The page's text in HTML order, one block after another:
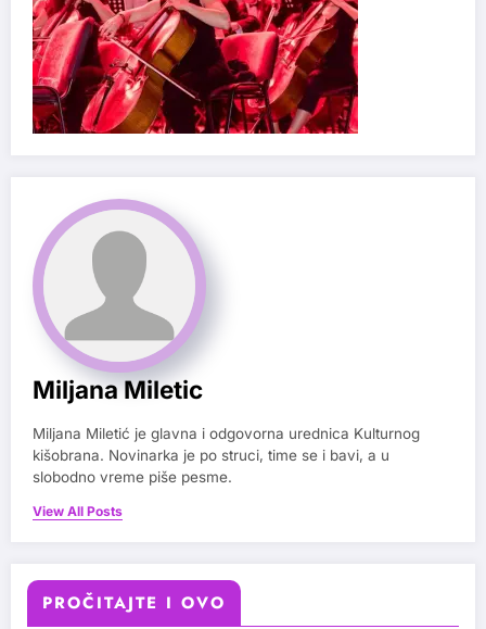
Miljana Miletic
Miljana Miletić je glavna i odgovorna urednica Kulturnog
kišobrana. Novinarka je po struci, time se i bavi, a u
slobodno vreme piše pesme.
View All Posts
PROČITAJTE I OVO